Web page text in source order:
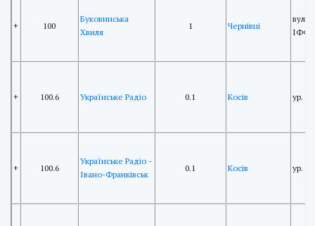
+ 100
Буковинська
Хвиля
1 Чернівці
вул.
+ 100.6 Українське Радіо 0.1 Косів ур.
+ 100.6
Українське Радіо -
Івано-Франківськ
0.1 Косів ур.